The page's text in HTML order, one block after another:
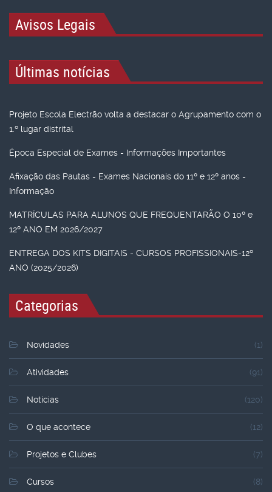
Avisos Legais
Últimas notícias
Projeto Escola Electrão volta a destacar o Agrupamento com o
1.º lugar distrital
Época Especial de Exames - Informações Importantes
Afixação das Pautas - Exames Nacionais do 11º e 12º anos -
Informação
MATRÍCULAS PARA ALUNOS QUE FREQUENTARÃO O 10º e
12º ANO EM 2026/2027
ENTREGA DOS KITS DIGITAIS - CURSOS PROFISSIONAIS-12º
ANO (2025/2026)
Categorias
Novidades (1)
Atividades (91)
Noticias (120)
O que acontece (12)
Projetos e Clubes (7)
Cursos (8)